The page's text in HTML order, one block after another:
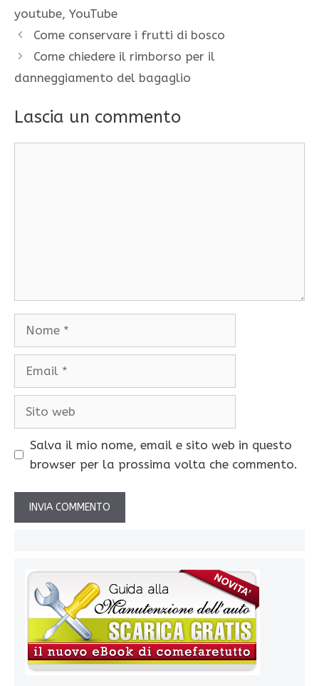
youtube, YouTube
Come conservare i frutti di bosco
Come chiedere il rimborso per il
danneggiamento del bagaglio
Lascia un commento
Salva il mio nome, email e sito web in questo
browser per la prossima volta che commento.